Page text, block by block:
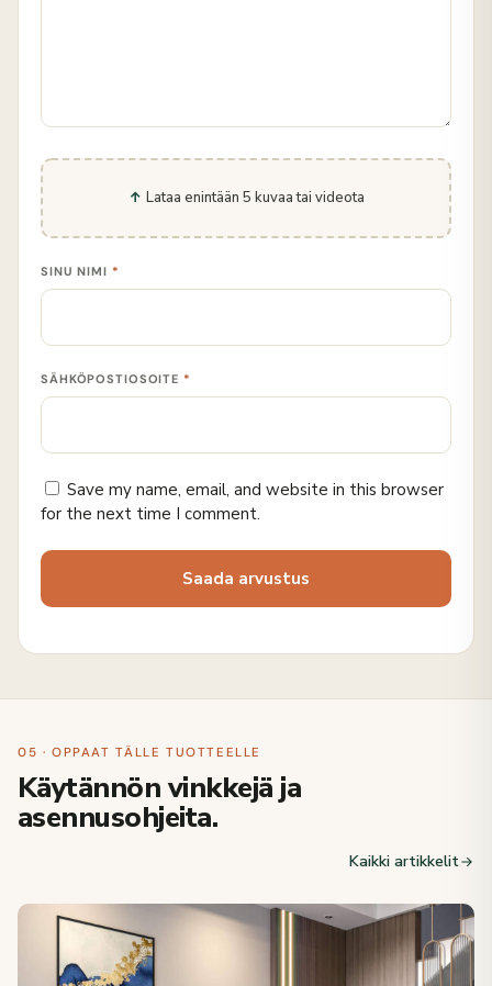
Lataa enintään 5 kuvaa tai videota
SINU NIMI *
SÄHKÖPOSTIOSOITE *
Save my name, email, and website in this browser
for the next time I comment.
05 · OPPAAT TÄLLE TUOTTEELLE
Käytännön vinkkejä ja
asennusohjeita.
Kaikki artikkelit